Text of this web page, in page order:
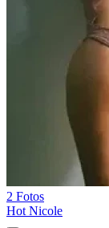
2 Fotos
Hot Nicole